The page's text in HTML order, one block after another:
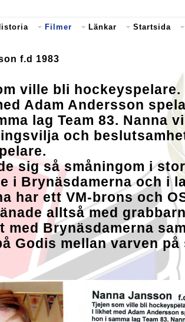
Filmer Länkar Startsida
f.d 1983
ville bli hockeyspelare.
Adam Andersson
lag Team 83. Nanna
och
sig så småningom i
i Brynäsdamerna och i
har ett VM-brons och
alltså med
med Brynäsdamerna
Godis mellan varven på